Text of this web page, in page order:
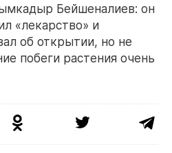
Бейшеналиев: он
«лекарство» и
об открытии, но не
побеги растения очень